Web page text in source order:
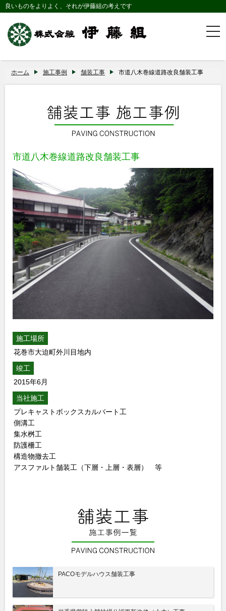
良いものをよりよく、それが伊藤組の考えです
ホーム 施工事例 舗装工事 市道八木巻線道路改良舗装工事
市道八木巻線道路改良舗装工事
施工場所
花巻市大迫町外川目地内
竣工
2015年6月
当社施工
プレキャストボックスカルバート工
側溝工
集水桝工
防護柵工
構造物撤去工
アスファルト舗装工（下層・上層・表層） 等
PACOモデルハウス舗装工事